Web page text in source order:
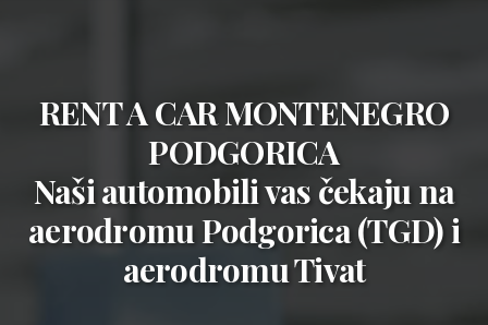
RENT A CAR MONTENEGRO
PODGORICA
Naši automobili vas čekaju na
aerodromu Podgorica (TGD) i
aerodromu Tivat